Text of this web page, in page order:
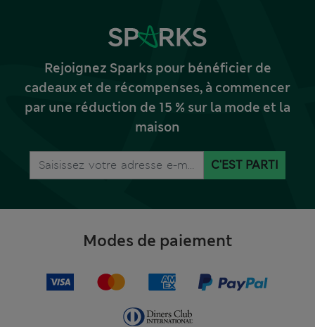
Rejoignez Sparks pour bénéficier de
cadeaux et de récompenses, à commencer
par une réduction de 15 % sur la mode et la
maison
C'EST PARTI
Modes de paiement